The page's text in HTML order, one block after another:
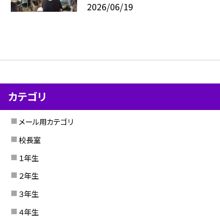
2026/06/19
カテゴリ
メール用カテゴリ
校長室
１年生
２年生
３年生
４年生